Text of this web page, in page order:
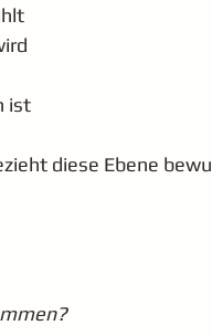
ist
diese Ebene